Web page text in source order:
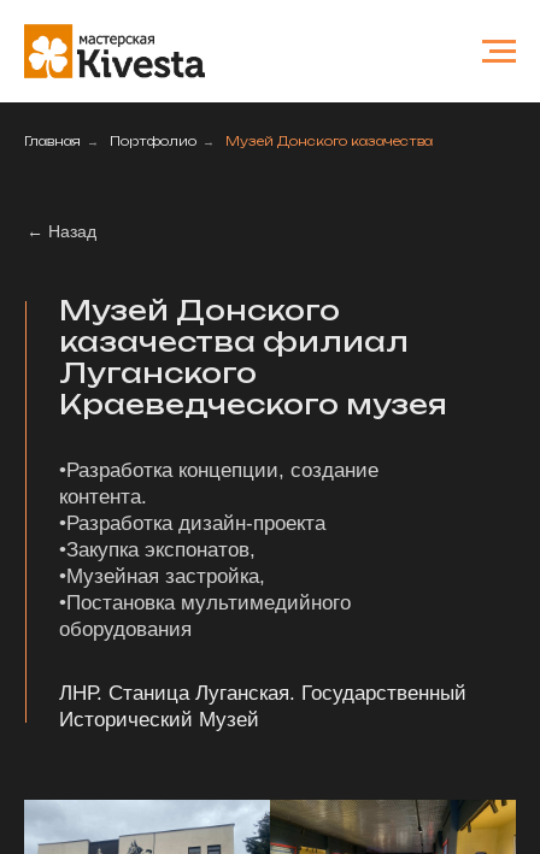
Главная → Портфолио → Музей Донского казачества
Музей Донского
казачества филиал
ЛНР. Станица Луганская. Государственный
Исторический Музей
•Разработка концепции, создание
контента.
•Разработка дизайн-проекта
•Закупка экспонатов,
•Музейная застройка,